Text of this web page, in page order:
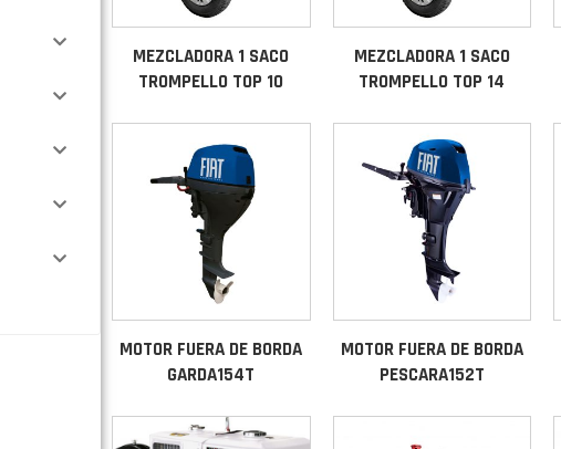
MEZCLADORA 1 SACO
TROMPELLO TOP 10
MEZCLADORA 1 SACO
TROMPELLO TOP 14
MOTOR FUERA DE BORDA
GARDA154T
MOTOR FUERA DE BORDA
PESCARA152T